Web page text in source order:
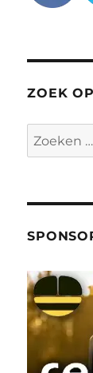
ZOEK
Zoeken
naar: